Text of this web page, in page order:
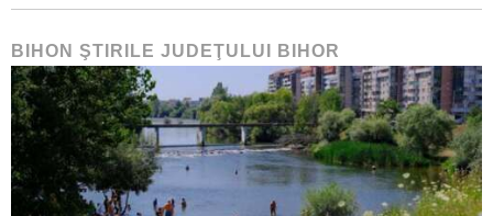
BIHON ŞTIRILE JUDEŢULUI BIHOR